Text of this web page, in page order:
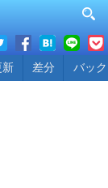
新 差分 バッ